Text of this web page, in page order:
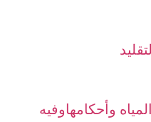
وأحكامهاوفيه